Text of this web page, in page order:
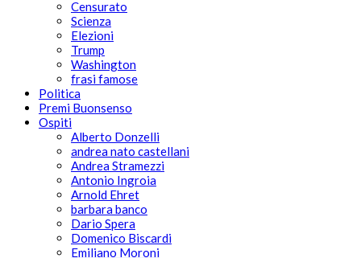
Censurato
Scienza
Elezioni
Trump
Washington
frasi famose
Politica
Premi Buonsenso
Ospiti
Alberto Donzelli
andrea nato castellani
Andrea Stramezzi
Antonio Ingroia
Arnold Ehret
barbara banco
Dario Spera
Domenico Biscardi
Emiliano Moroni